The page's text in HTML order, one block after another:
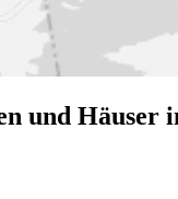
und Häuser